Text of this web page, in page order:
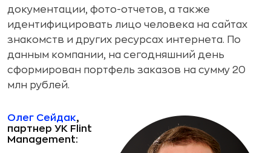
документации, фото-отчетов, а также
идентифицировать лицо человека на сайтах
знакомств и других ресурсах интернета. По
данным компании, на сегодняшний день
сформирован портфель заказов на сумму 20
млн рублей.
Олег Сейдак,
партнер УК Flint
Management: